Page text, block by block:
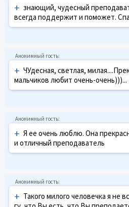
+ знающий, чудесный
всегда поддержит и поможет.
+ ЧУдесная, светлая,
мальчиков любит очень-очень)))...
+ Я ее очень люблю. Она
и отличный преподаватель
+ Такого милого человечка я не